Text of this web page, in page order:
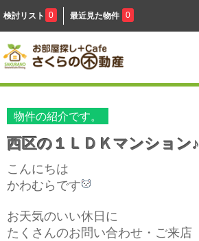
検討リスト 0 最近見た物件 0
物件の紹介です。
西区の１ＬＤＫマンション♪
こんにちは
かわむらです
お天気のいい休日に
たくさんのお問い合わせ・ご来店